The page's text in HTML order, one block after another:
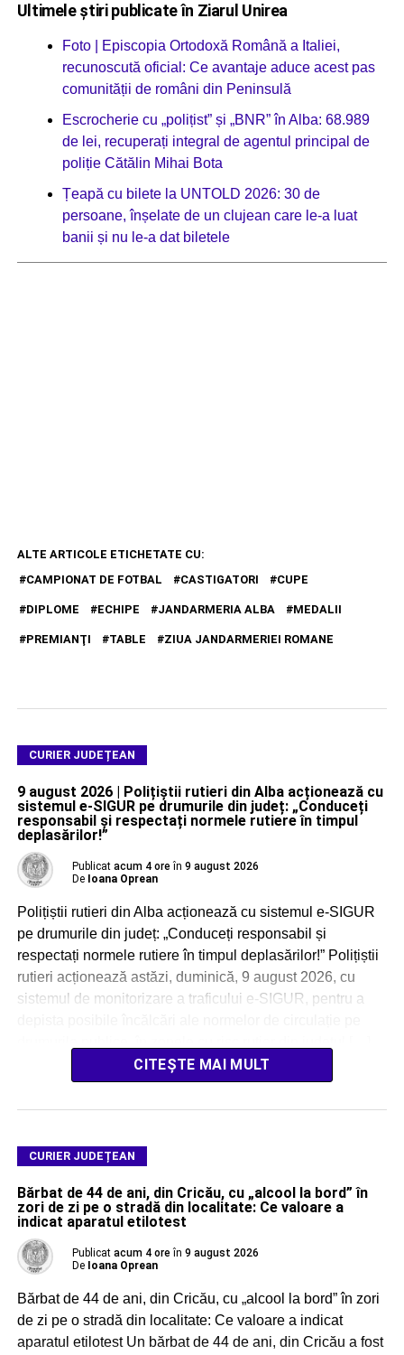
Ultimele știri publicate în Ziarul Unirea
Foto | Episcopia Ortodoxă Română a Italiei,
recunoscută oficial: Ce avantaje aduce acest pas
comunității de români din Peninsulă
Escrocherie cu „polițist” și „BNR” în Alba: 68.989
de lei, recuperați integral de agentul principal de
poliție Cătălin Mihai Bota
Țeapă cu bilete la UNTOLD 2026: 30 de
persoane, înșelate de un clujean care le-a luat
banii și nu le-a dat biletele
ALTE ARTICOLE ETICHETATE CU:
CAMPIONAT DE FOTBAL
CASTIGATORI CUPE
DIPLOME ECHIPE JANDARMERIA ALBA MEDALII
PREMIANŢI TABLE ZIUA JANDARMERIEI ROMANE
CURIER JUDEȚEAN
9 august 2026 | Polițiștii rutieri din Alba acționează cu
sistemul e-SIGUR pe drumurile din județ: „Conduceți
responsabil și respectați normele rutiere în timpul
deplasărilor!”
Publicat acum 4 ore în 9 august 2026
De Ioana Oprean
Polițiștii rutieri din Alba acționează cu sistemul e-SIGUR
pe drumurile din județ: „Conduceți responsabil și
respectați normele rutiere în timpul deplasărilor!” Polițiștii
rutieri acționează astăzi, duminică, 9 august 2026, cu
sistemul de monitorizare a traficului e-SIGUR, pentru a
CITEȘTE MAI MULT
CURIER JUDEȚEAN
Bărbat de 44 de ani, din Cricău, cu „alcool la bord” în
zori de zi pe o stradă din localitate: Ce valoare a
indicat aparatul etilotest
Publicat acum 4 ore în 9 august 2026
De Ioana Oprean
Bărbat de 44 de ani, din Cricău, cu „alcool la bord” în zori
de zi pe o stradă din localitate: Ce valoare a indicat
aparatul etilotest Un bărbat de 44 de ani, din Cricău a fost